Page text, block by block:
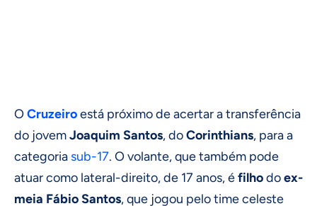
OCruzeiroestá próximo de acertar a transferência
do jovemJoaquim Santos, doCorinthians, para a
categoria sub-17. O volante, que também pode
atuar como lateral-direito, de 17 anos, éfilhodoex-
meia Fábio Santos, que jogou pelo time celeste